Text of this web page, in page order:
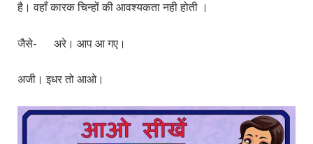
है। वहाँ कारक चिन्हों की आवश्यकता नही होती ।
जैसे- अरे। आप आ गए।
अजी। इधर तो आओ।